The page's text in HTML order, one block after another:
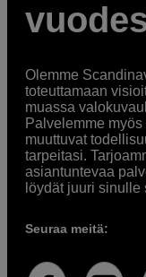
Olemme
toteuttamaan
muassa
Palvelemme
muuttuvat
tarpeitasi.
asiantuntevaa
löydät juuri sinulle
Seuraa meitä: